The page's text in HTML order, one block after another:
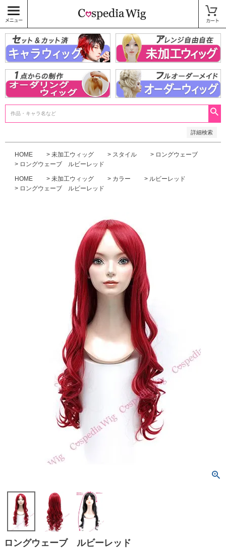
詳細検索
〜
商品タグ
キャラウィッグ
未加工ウィッグ
ベースウィッグ
衣装
SALE中
HOME 未加工ウィッグ スタイル
ロングウェーブ
ロングウェーブ ルビーレッド
HOME 未加工ウィッグ カラー
ルビーレッド
ロングウェーブ ルビーレッド
ロングウェーブ ルビーレッド